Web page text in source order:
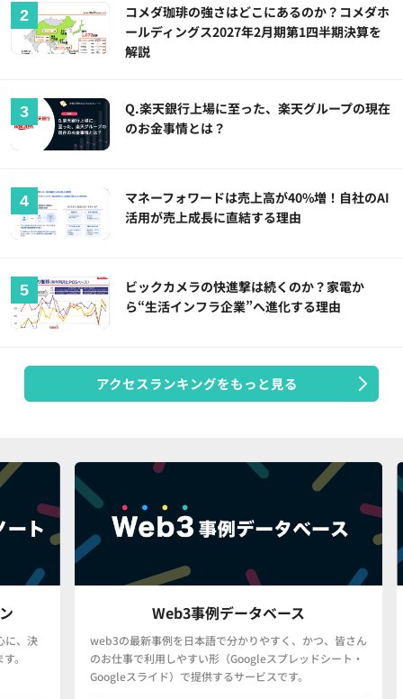
コメダ珈琲の強さはどこにあるのか？コメダホ
ールディングス2027年2月期第1四半期決算を
解説
Q.楽天銀行上場に至った、楽天グループの現在
のお金事情とは？
マネーフォワードは売上高が40%増！自社のAI
活用が売上成長に直結する理由
ビックカメラの快進撃は続くのか？家電か
ら“生活インフラ企業”へ進化する理由
アクセスランキングをもっと見る
Web3事例データベース
web3の最新事例を日本語で分かりやすく、かつ、皆さん
のお仕事で利用しやすい形（Googleスプレッドシート・
Googleスライド）で提供するサービスです。